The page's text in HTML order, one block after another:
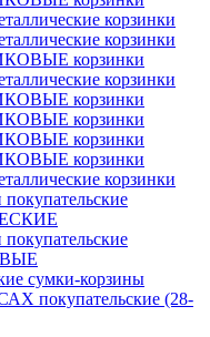
корзинки
корзинки
корзинки
корзинки
корзинки
корзинки
корзинки
корзинки
корзинки
сумки-корзины
покупательские (28-